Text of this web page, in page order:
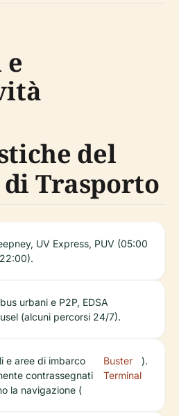
del
Trasporto
UV Express, PUV (05:00
urbani e P2P, EDSA
(alcuni percorsi 24/7).
e aree di imbarco
contrassegnati
la navigazione (
Buster
Terminal
).